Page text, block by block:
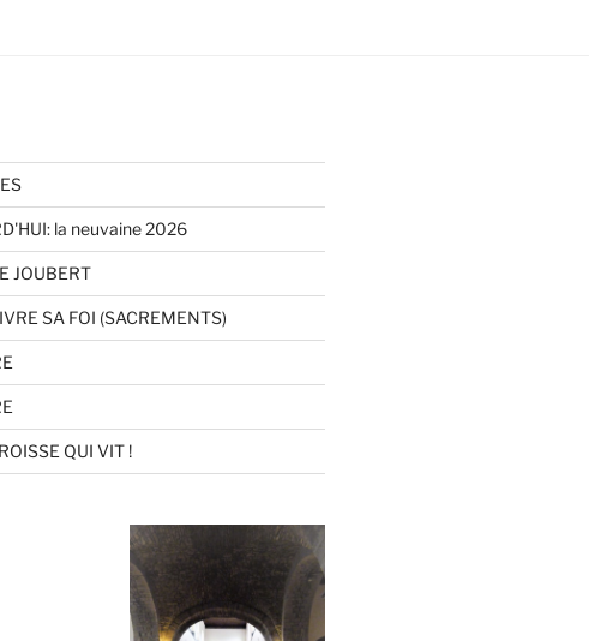
la neuvaine 2026
JOUBERT
SA FOI (SACREMENTS)
QUI VIT !